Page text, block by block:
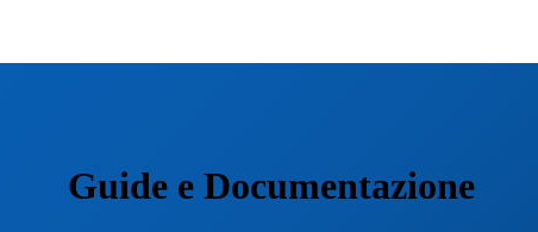
Guide e Documentazione